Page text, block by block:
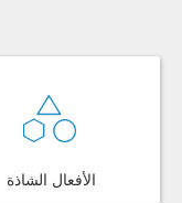
الأفعال الشاذة